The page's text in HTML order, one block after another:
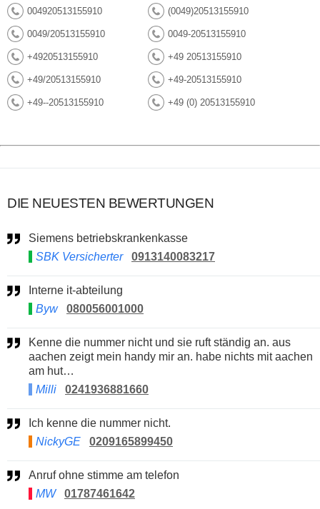
004920513155910 (0049)20513155910
0049/20513155910 0049-20513155910
+4920513155910 +49 20513155910
+49/20513155910 +49-20513155910
+49--20513155910 +49 (0) 20513155910
DIE NEUESTEN BEWERTUNGEN
Siemens betriebskrankenkasse
SBK Versicherter
0913140083217
Interne it-abteilung
Byw
080056001000
Kenne die nummer nicht und sie ruft ständig an. aus
aachen zeigt mein handy mir an. habe nichts mit aachen
am hut…
Milli
0241936881660
Ich kenne die nummer nicht.
NickyGE
0209165899450
Anruf ohne stimme am telefon
MW
01787461642